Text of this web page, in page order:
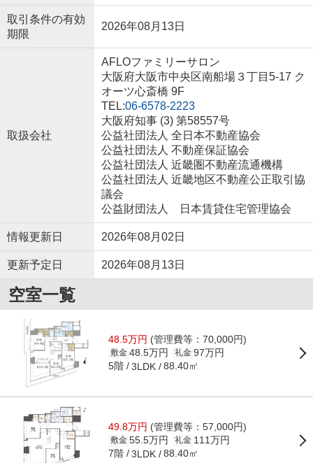
取引条件の有効
期限
2026年08月13日
取扱会社
AFLOファミリーサロン
大阪府大阪市中央区南船場３丁目5-17 ク
オーツ心斎橋 9F
TEL:06-6578-2223
大阪府知事 (3) 第58557号
公益社団法人 全日本不動産協会
公益社団法人 不動産保証協会
公益社団法人 近畿圏不動産流通機構
公益社団法人 近畿地区不動産公正取引協
議会
公益財団法人 日本賃貸住宅管理協会
情報更新日 2026年08月02日
更新予定日 2026年08月13日
空室一覧
48.5万円 (管理費等：70,000円)
敷金 48.5万円 礼金 97万円
5階 3LDK 88.40㎡
49.8万円 (管理費等：57,000円)
敷金 55.5万円 礼金 111万円
7階 3LDK 88.40㎡